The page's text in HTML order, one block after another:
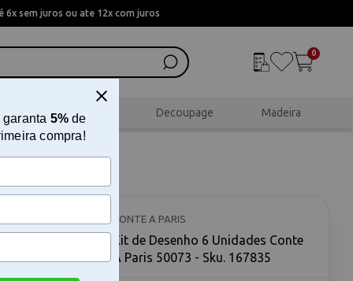
6x sem juros ou ate 12x com juros
0
Scrapbook Decoupage Madeira
Paris
CONTE A PARIS
Kit de Desenho 6 Unidades Conte
À Paris 50073 - Sku. 167835
garanta 5%de
compra!